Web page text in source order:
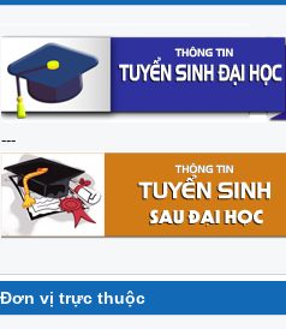
---
Đơn vị trực thuộc